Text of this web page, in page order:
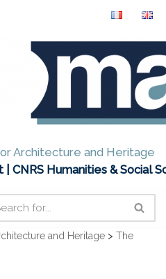
Architecture and Heritage
| CNRS Humanities & Social
and Heritage > The